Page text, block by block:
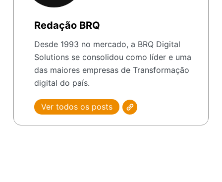
Redação BRQ
Desde 1993 no mercado, a BRQ Digital
Solutions se consolidou como líder e uma
das maiores empresas de Transformação
digital do país.
Ver todos os posts